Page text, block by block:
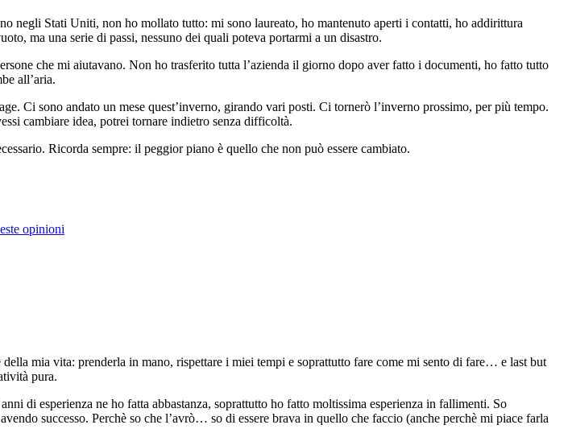
negli Stati Uniti, non ho mollato tutto: mi sono laureato, ho mantenuto aperti i contatti, ho addirittura
ma una serie di passi, nessuno dei quali poteva portarmi a un disastro.
che mi aiutavano. Non ho trasferito tutta l’azienda il giorno dopo aver fatto i documenti, ho fatto tutto
all’aria.
Ci sono andato un mese quest’inverno, girando vari posti. Ci tornerò l’inverno prossimo, per più tempo.
cambiare idea, potrei tornare indietro senza difficoltà.
Ricorda sempre: il peggior piano è quello che non può essere cambiato.
opinioni
mia vita: prenderla in mano, rispettare i miei tempi e soprattutto fare come mi sento di fare… e last but
pura.
di esperienza ne ho fatta abbastanza, soprattutto ho fatto moltissima esperienza in fallimenti. So
successo. Perchè so che l’avrò… so di essere brava in quello che faccio (anche perchè mi piace farla